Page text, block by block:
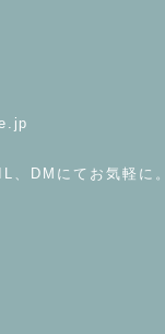
、DMにてお気軽に。